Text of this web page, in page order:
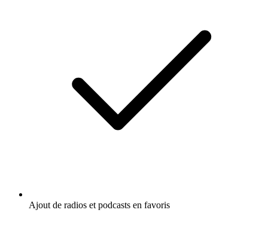
Ajout de radios et podcasts en favoris